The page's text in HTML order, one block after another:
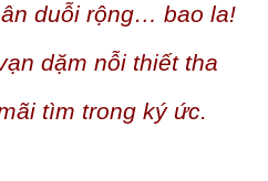
duỗi rộng… bao la!
dặm nỗi thiết tha
tìm trong ký ức.